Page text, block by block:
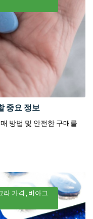
중요 정보
방법 및 안전한 구매를
라 가격
비아그